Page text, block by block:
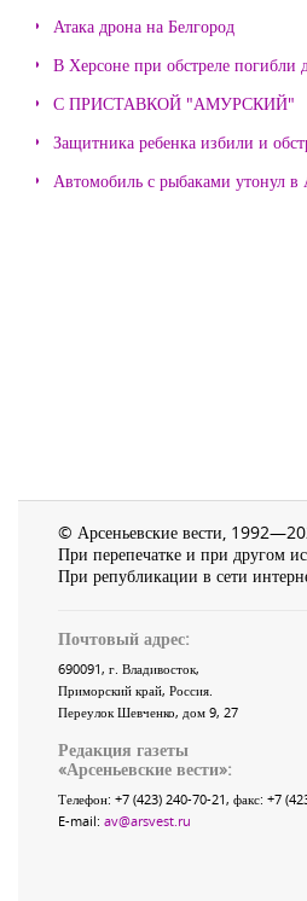
Атака дрона на Белгород
В Херсоне при обстреле погибли
С ПРИСТАВКОЙ "АМУРСКИЙ"
Защитника ребенка избили и
Автомобиль с рыбаками утонул в
© Арсеньевские вести,
При перепечатке и при другом
При републикации в сети
Почтовый адрес:
690091, г. Владивосток,
Приморский край, Россия.
Переулок Шевченко, дом 9, 27
Редакция газеты
«Арсеньевские вести»:
Телефон: +7 (423) 240-70-21, факс: +7
E-mail: av@arsvest.ru